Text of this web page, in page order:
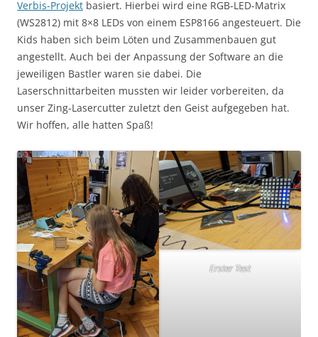
Verbis-Projekt basiert. Hierbei wird eine RGB-LED-Matrix
(WS2812) mit 8×8 LEDs von einem ESP8166 angesteuert. Die
Kids haben sich beim Löten und Zusammenbauen gut
angestellt. Auch bei der Anpassung der Software an die
jeweiligen Bastler waren sie dabei. Die
Laserschnittarbeiten mussten wir leider vorbereiten, da
unser Zing-Lasercutter zuletzt den Geist aufgegeben hat.
Wir hoffen, alle hatten Spaß!
Erster Test